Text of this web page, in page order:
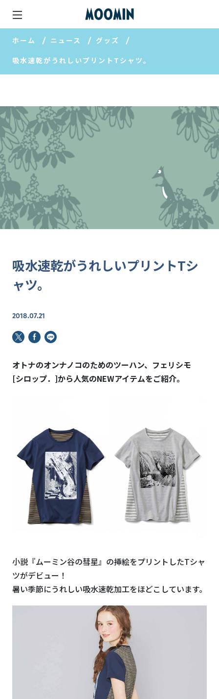
ホーム ニュース グッズ
吸水速乾がうれしいプリントTシャツ。
吸水速乾がうれしいプリントTシ
ャツ。
2018.07.21
オトナのオンナノコのためのツーハン、フェリシモ
[シロップ．]から人気のNEWアイテムをご紹介。
小説『ムーミン谷の彗星』の挿絵をプリントしたTシャ
ツがデビュー！
暑い季節にうれしい吸水速乾加工をほどこしています。